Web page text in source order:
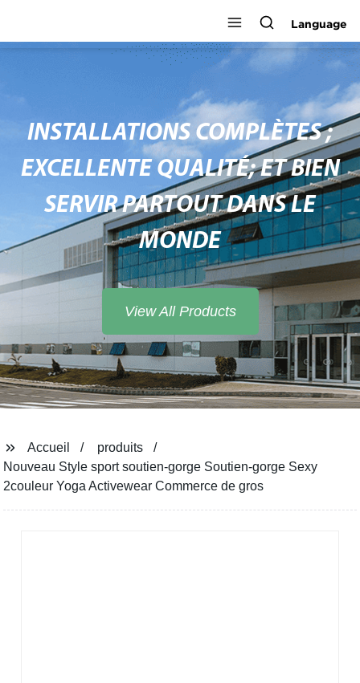
Language
INSTALLATIONS COMPLÈTES ;
EXCELLENTE QUALITÉ; ET BIEN
SERVIR PARTOUT DANS LE
MONDE
View All Products
Accueil
produits
Nouveau Style sport soutien-gorge Soutien-gorge Sexy
2couleur Yoga Activewear Commerce de gros